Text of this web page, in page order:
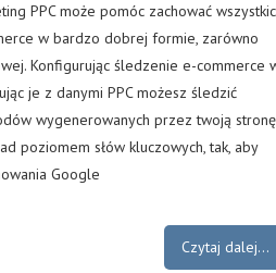
PPC może pomóc zachować
w bardzo dobrej formie, zarówno
Konfigurując śledzenie e-commerce
je z danymi PPC możesz śledzić
wygenerowanych przez twoją
poziomem słów kluczowych, tak, aby
Google
Czytaj dalej...